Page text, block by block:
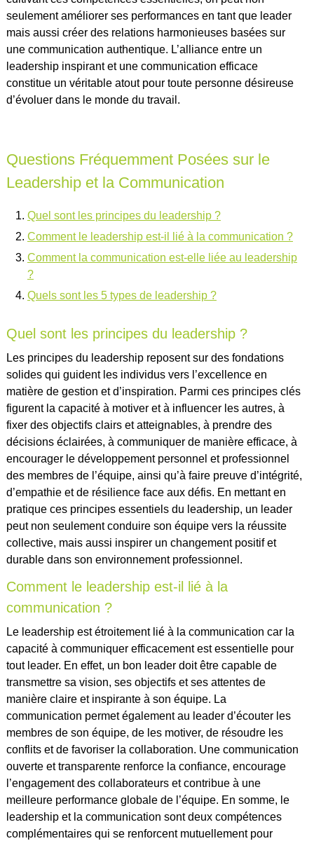
seulement améliorer ses performances en tant que leader
mais aussi créer des relations harmonieuses basées sur
une communication authentique. L’alliance entre un
leadership inspirant et une communication efficace
constitue un véritable atout pour toute personne désireuse
d’évoluer dans le monde du travail.
Questions Fréquemment Posées sur le
Leadership et la Communication
Quel sont les principes du leadership ?
Comment le leadership est-il lié à la communication ?
Comment la communication est-elle liée au leadership
?
Quels sont les 5 types de leadership ?
Quel sont les principes du leadership ?
Les principes du leadership reposent sur des fondations
solides qui guident les individus vers l’excellence en
matière de gestion et d’inspiration. Parmi ces principes clés
figurent la capacité à motiver et à influencer les autres, à
fixer des objectifs clairs et atteignables, à prendre des
décisions éclairées, à communiquer de manière efficace, à
encourager le développement personnel et professionnel
des membres de l’équipe, ainsi qu’à faire preuve d’intégrité,
d’empathie et de résilience face aux défis. En mettant en
pratique ces principes essentiels du leadership, un leader
peut non seulement conduire son équipe vers la réussite
collective, mais aussi inspirer un changement positif et
durable dans son environnement professionnel.
Comment le leadership est-il lié à la
communication ?
Le leadership est étroitement lié à la communication car la
capacité à communiquer efficacement est essentielle pour
tout leader. En effet, un bon leader doit être capable de
transmettre sa vision, ses objectifs et ses attentes de
manière claire et inspirante à son équipe. La
communication permet également au leader d’écouter les
membres de son équipe, de les motiver, de résoudre les
conflits et de favoriser la collaboration. Une communication
ouverte et transparente renforce la confiance, encourage
l’engagement des collaborateurs et contribue à une
meilleure performance globale de l’équipe. En somme, le
leadership et la communication sont deux compétences
complémentaires qui se renforcent mutuellement pour